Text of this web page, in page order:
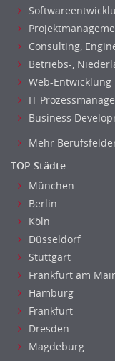
Consulting,
Betriebs-,
Web-Entwicklung
IT
Business
Mehr
TOP Städte
München
Berlin
Köln
Düsseldorf
Stuttgart
Frankfurt am
Hamburg
Frankfurt
Dresden
Magdeburg